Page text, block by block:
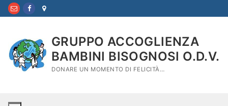
Vai
al
GRUPPO ACCOGLIENZA
BAMBINI BISOGNOSI O.D.V.
DONARE UN MOMENTO DI FELICITÀ…